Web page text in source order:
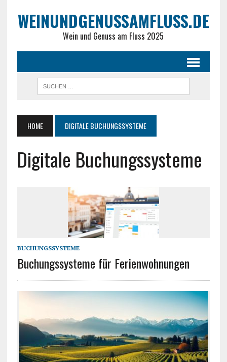
WEINUNDGENUSSAMFLUSS.DE
Wein und Genuss am Fluss 2025
HOME DIGITALE BUCHUNGSSYSTEME
Digitale Buchungssysteme
BUCHUNGSSYSTEME
Buchungssysteme für Ferienwohnungen